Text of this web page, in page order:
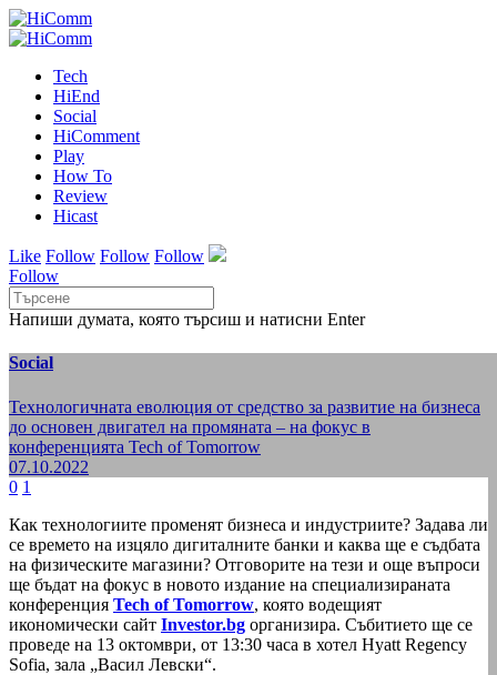
Tech
HiEnd
Social
HiComment
Play
How To
Review
Hicast
Like Follow Follow Follow
Follow
Напиши думата, която търсиш и натисни Enter
Social
Технологичната еволюция от средство за развитие на бизнеса
до основен двигател на промяната – на фокус в
конференцията Tech of Tomorrow
07.10.2022
0 1
Как технологиите променят бизнеса и индустриите? Задава ли
се времето на изцяло дигиталните банки и каква ще е съдбата
на физическите магазини? Отговорите на тези и още въпроси
ще бъдат на фокус в новото издание на специализираната
конференция Tech of Tomorrow, която водещият
икономически сайт Investor.bg организира. Събитието ще се
проведе на 13 октомври, от 13:30 часа в хотел Hyatt Regency
Sofia, зала „Васил Левски“.